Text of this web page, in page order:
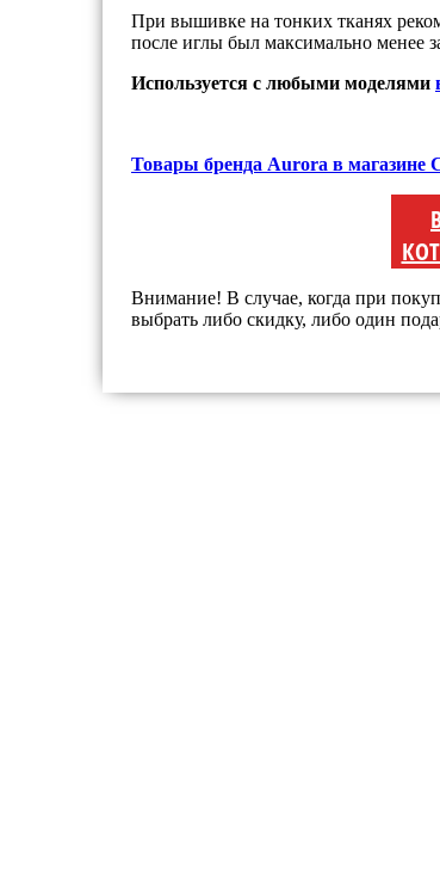
При вышивке на тонких тканях
после иглы был максимально менее
Используется с любыми моделями
Товары бренда Aurora в магазине
Внимание! В случае, когда при
выбрать либо скидку, либо один